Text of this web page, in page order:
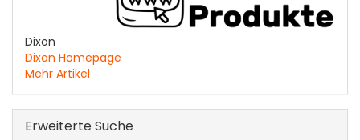
Dixon
Dixon Homepage
Mehr Artikel
Erweiterte Suche